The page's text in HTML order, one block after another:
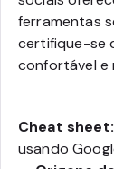
ferramentas
certifique-se
confortável e
Cheat sheet:
usando